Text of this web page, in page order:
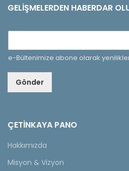
GELIŞMELERDEN HABERDAR
e-Bültenimize abone olarak
Gönder
ÇETINKAYA PANO
Hakkımızda
Misyon & Vizyon